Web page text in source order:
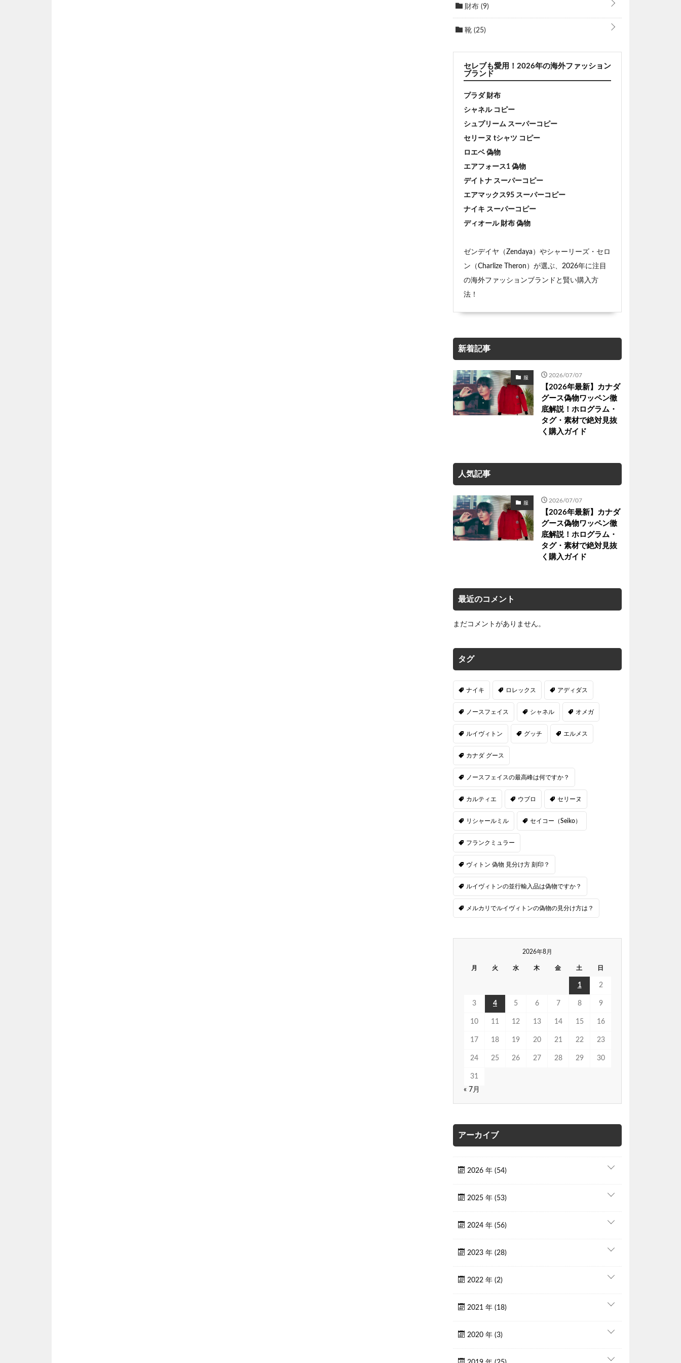
財布 (9)
靴 (25)
セレブも愛用！2026年の海外ファッション
ブランド
プラダ 財布
シャネル コピー
シュプリーム スーパーコピー
セリーヌ tシャツ コピー
ロエベ 偽物
エアフォース1 偽物
デイトナ スーパーコピー
エアマックス95 スーパーコピー
ナイキ スーパーコピー
ディオール 財布 偽物
ゼンデイヤ（Zendaya）やシャーリーズ・セロ
ン（Charlize Theron）が選ぶ、2026年に注目
の海外ファッションブランドと賢い購入方
法！
新着記事
服 2026/07/07
【2026年最新】カナダ
グース偽物ワッペン徹
底解説！ホログラム・
タグ・素材で絶対見抜
く購入ガイド
人気記事
服 2026/07/07
【2026年最新】カナダ
グース偽物ワッペン徹
底解説！ホログラム・
タグ・素材で絶対見抜
く購入ガイド
最近のコメント
まだコメントがありません。
タグ
ナイキ ロレックス アディダス
ノースフェイス シャネル オメガ
ルイヴィトン グッチ エルメス
カナダ グース
ノースフェイスの最高峰は何ですか？
カルティエ ウブロ セリーヌ
リシャールミル セイコー（Seiko）
フランクミュラー
ヴィトン 偽物 見分け方 刻印？
ルイヴィトンの並行輸入品は偽物ですか？
メルカリでルイヴィトンの偽物の見分け方は？
2026年8月
月 火 水 木 金 土 日
1 2
3 4 5 6 7 8 9
10 11 12 13 14 15 16
17 18 19 20 21 22 23
24 25 26 27 28 29 30
31
« 7月
アーカイブ
2026 年 (54)
2025 年 (53)
2024 年 (56)
2023 年 (28)
2022 年 (2)
2021 年 (18)
2020 年 (3)